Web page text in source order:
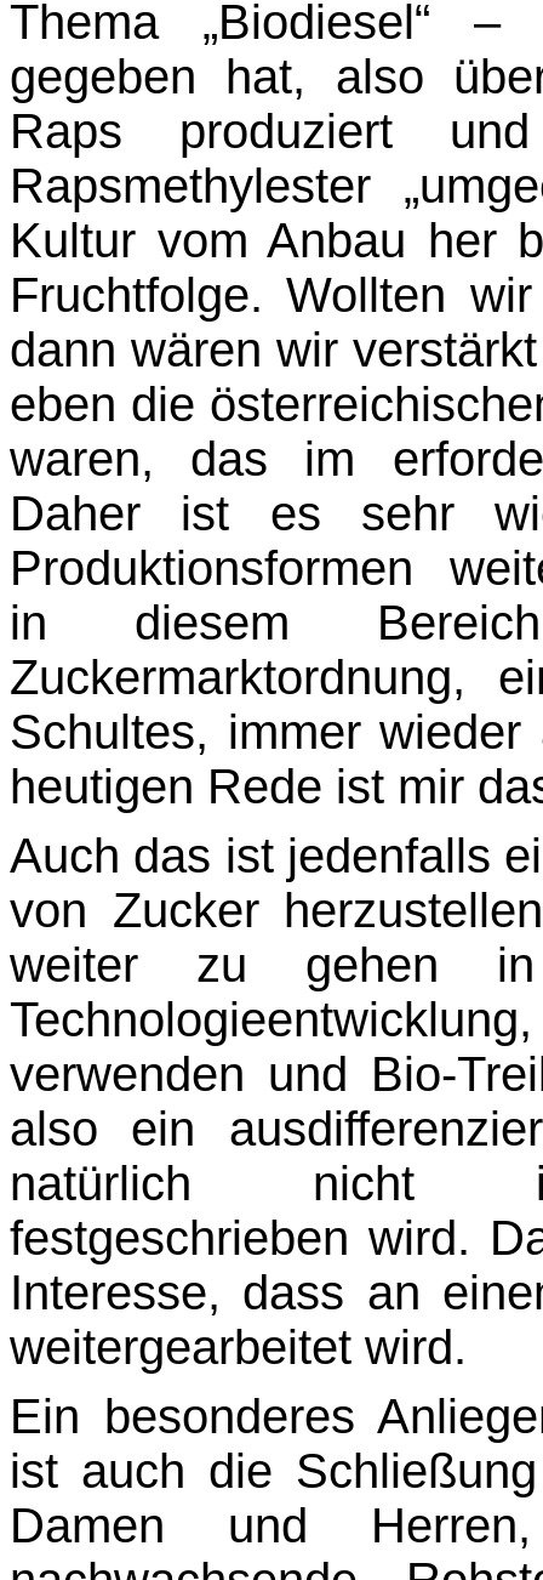
Thema „Biodiesel“ –
gegeben hat, also
Raps produziert
Rapsmethylester
Kultur vom Anbau her
Fruchtfolge. Wollten
dann wären wir
eben die
waren, das im
Daher ist es sehr
Produktionsformen
in diesem
Zuckermarktordnung,
Schultes, immer
heutigen Rede ist mir
Auch das ist jedenfalls
von Zucker
weiter zu gehen
verwenden und Bio-
also ein
natürlich nicht
festgeschrieben wird.
Interesse, dass an
weitergearbeitet wird.
Ein besonderes
ist auch die
Damen und